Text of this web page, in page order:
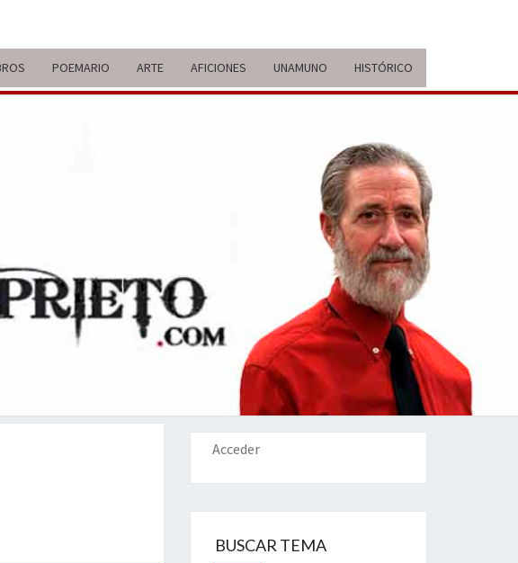
POEMARIO ARTE AFICIONES UNAMUNO HISTÓRICO
VIDA Y
Y
Acceder
BUSCAR TEMA